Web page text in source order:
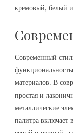
кремовый, белый
Современный
материалов. В
простая и
металлические
палитра включает